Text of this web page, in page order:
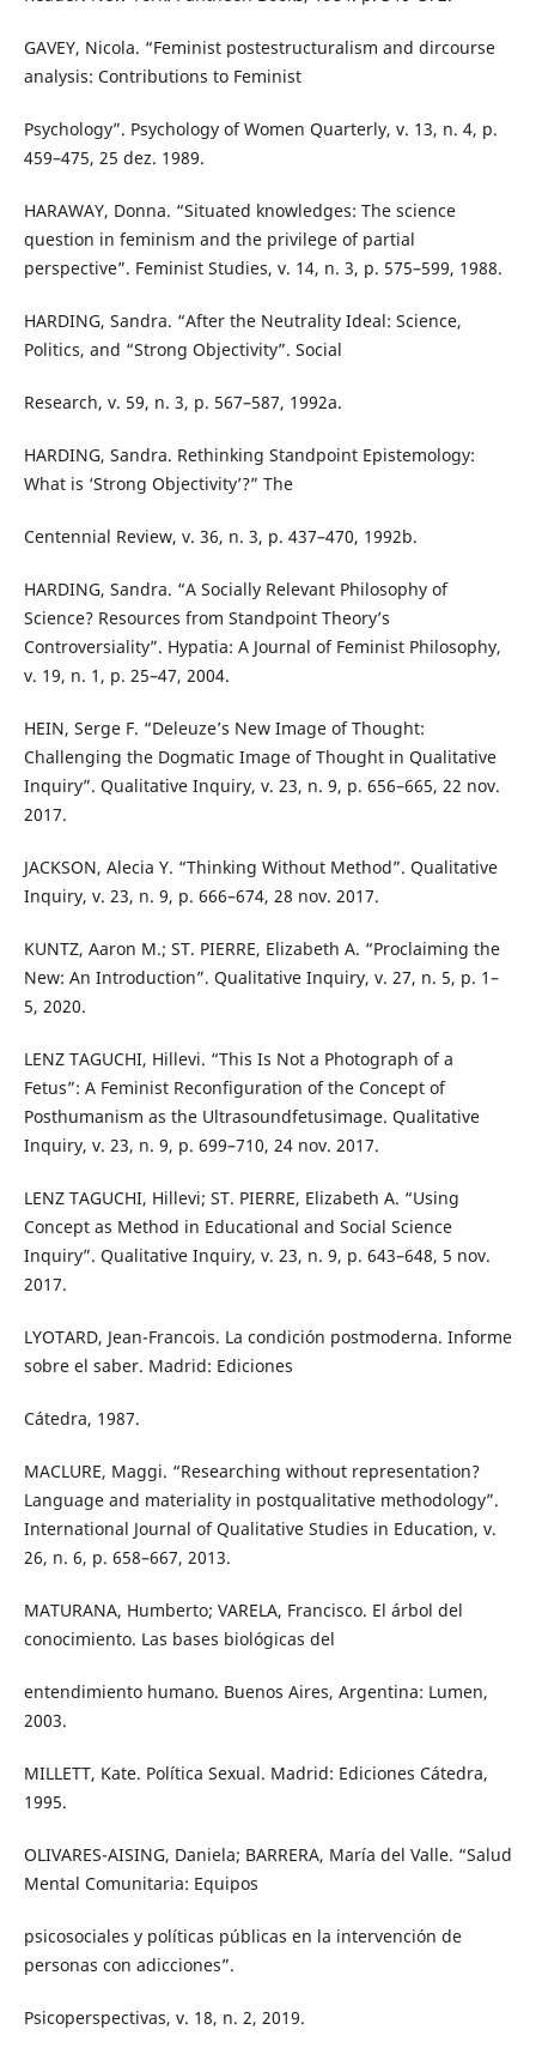
GAVEY, Nicola. “Feminist postestructuralism and dircourse
analysis: Contributions to Feminist
Psychology”. Psychology of Women Quarterly, v. 13, n. 4, p.
459–475, 25 dez. 1989.
HARAWAY, Donna. “Situated knowledges: The science
question in feminism and the privilege of partial
perspective”. Feminist Studies, v. 14, n. 3, p. 575–599, 1988.
HARDING, Sandra. “After the Neutrality Ideal: Science,
Politics, and “Strong Objectivity”. Social
Research, v. 59, n. 3, p. 567–587, 1992a.
HARDING, Sandra. Rethinking Standpoint Epistemology:
What is ‘Strong Objectivity’?” The
Centennial Review, v. 36, n. 3, p. 437–470, 1992b.
HARDING, Sandra. “A Socially Relevant Philosophy of
Science? Resources from Standpoint Theory’s
Controversiality”. Hypatia: A Journal of Feminist Philosophy,
v. 19, n. 1, p. 25–47, 2004.
HEIN, Serge F. “Deleuze’s New Image of Thought:
Challenging the Dogmatic Image of Thought in Qualitative
Inquiry”. Qualitative Inquiry, v. 23, n. 9, p. 656–665, 22 nov.
2017.
JACKSON, Alecia Y. “Thinking Without Method”. Qualitative
Inquiry, v. 23, n. 9, p. 666–674, 28 nov. 2017.
KUNTZ, Aaron M.; ST. PIERRE, Elizabeth A. “Proclaiming the
New: An Introduction”. Qualitative Inquiry, v. 27, n. 5, p. 1–
5, 2020.
LENZ TAGUCHI, Hillevi. “This Is Not a Photograph of a
Fetus”: A Feminist Reconfiguration of the Concept of
Posthumanism as the Ultrasoundfetusimage. Qualitative
Inquiry, v. 23, n. 9, p. 699–710, 24 nov. 2017.
LENZ TAGUCHI, Hillevi; ST. PIERRE, Elizabeth A. “Using
Concept as Method in Educational and Social Science
Inquiry”. Qualitative Inquiry, v. 23, n. 9, p. 643–648, 5 nov.
2017.
LYOTARD, Jean-Francois. La condición postmoderna. Informe
sobre el saber. Madrid: Ediciones
Cátedra, 1987.
MACLURE, Maggi. “Researching without representation?
Language and materiality in postqualitative methodology”.
International Journal of Qualitative Studies in Education, v.
26, n. 6, p. 658–667, 2013.
MATURANA, Humberto; VARELA, Francisco. El árbol del
conocimiento. Las bases biológicas del
entendimiento humano. Buenos Aires, Argentina: Lumen,
2003.
MILLETT, Kate. Política Sexual. Madrid: Ediciones Cátedra,
1995.
OLIVARES-AISING, Daniela; BARRERA, María del Valle. “Salud
Mental Comunitaria: Equipos
psicosociales y políticas públicas en la intervención de
personas con adicciones”.
Psicoperspectivas, v. 18, n. 2, 2019.